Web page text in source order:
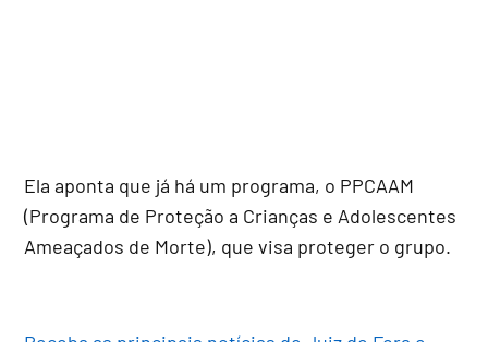
Ela aponta que já há um programa, o PPCAAM
(Programa de Proteção a Crianças e Adolescentes
Ameaçados de Morte), que visa proteger o grupo.